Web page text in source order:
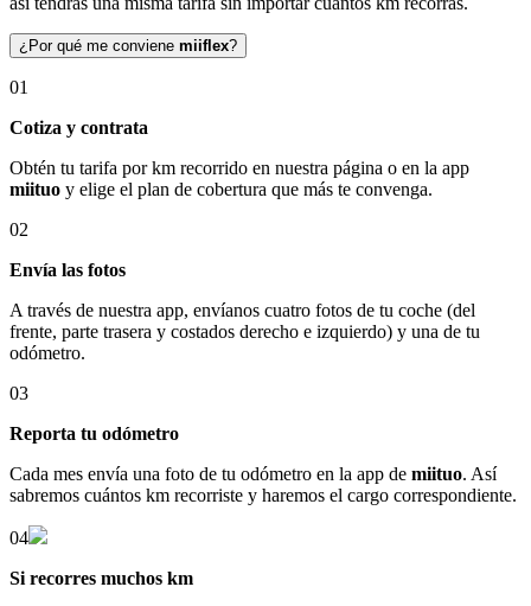
¿Por qué me conviene miiflex?
01
Cotiza y contrata
Obtén tu tarifa por km recorrido en nuestra página o en la app
miituo y elige el plan de cobertura que más te convenga.
02
Envía las fotos
A través de nuestra app, envíanos cuatro fotos de tu coche (del
frente, parte trasera y costados derecho e izquierdo) y una de tu
odómetro.
03
Reporta tu odómetro
Cada mes envía una foto de tu odómetro en la app de miituo. Así
sabremos cuántos km recorriste y haremos el cargo correspondiente.
04
Si recorres muchos km